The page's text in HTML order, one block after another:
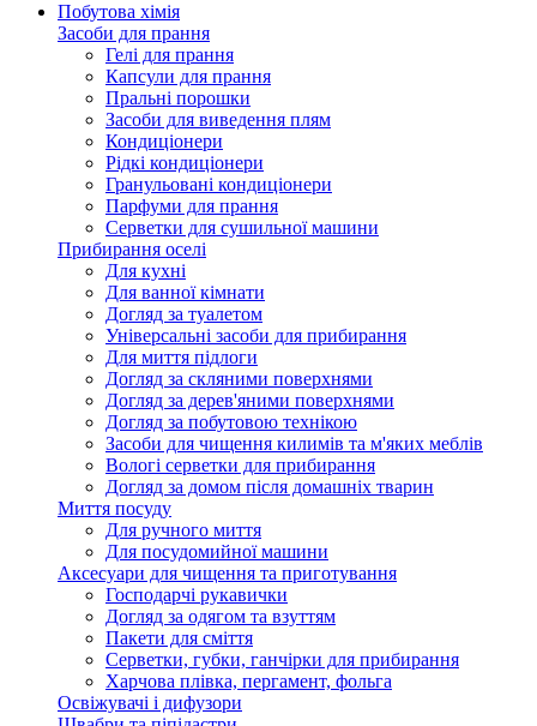
Побутова хімія
Засоби для прання
Гелі для прання
Капсули для прання
Пральні порошки
Засоби для виведення плям
Кондиціонери
Рідкі кондиціонери
Гранульовані кондиціонери
Парфуми для прання
Серветки для сушильної машини
Прибирання оселі
Для кухні
Для ванної кімнати
Догляд за туалетом
Універсальні засоби для прибирання
Для миття підлоги
Догляд за скляними поверхнями
Догляд за дерев'яними поверхнями
Догляд за побутовою технікою
Засоби для чищення килимів та м'яких меблів
Вологі серветки для прибирання
Догляд за домом після домашніх тварин
Миття посуду
Для ручного миття
Для посудомийної машини
Аксесуари для чищення та приготування
Господарчі рукавички
Догляд за одягом та взуттям
Пакети для сміття
Серветки, губки, ганчірки для прибирання
Харчова плівка, пергамент, фольга
Освіжувачі і дифузори